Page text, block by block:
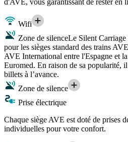
d'AVE, vous garantissant de rester en
Wifi
Zone de silenceLe Silent
pour les sièges standard des trains
AVE International entre l'Espagne et
Euromed. En raison de sa popularité, il
billets à l’avance.
Zone de silence
Prise électrique
Chaque siège AVE est doté de prises
individuelles pour votre confort.